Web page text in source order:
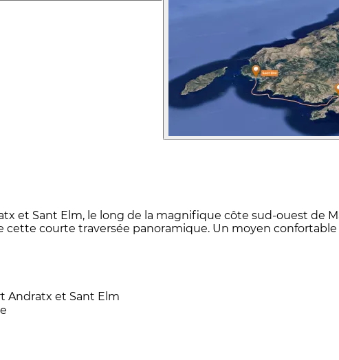
et Sant Elm, le long de la magnifique côte sud-ouest de
cette courte traversée panoramique. Un moyen
Andratx et Sant Elm